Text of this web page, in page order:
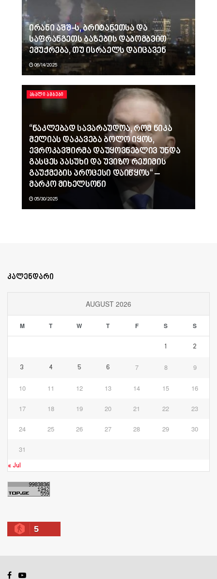
ირანი აშშ-ს, ბრიტანეთსა და
საფრანგეთს ბაზების დაბომბვით
ემუქრება, თუ ისრაელს დაიცავენ
06/14/2025
ᲐᲮᲐᲚᲘ ᲐᲛᲑᲔᲑᲘ
“ნაკლებად სავარაუდოა, რომ ნიკა
მელიას დაკავება ბოლო იყოს,
ევროკავშირმა დაუყოვნებლივ უნდა
გასცეს პასუხი და უვიზო რეჟიმის
გაუქმების პროცესი დაიწყოს“ –
მარკო მიხელსონი
05/30/2025
კალენდარი
AUGUST 2026
M T W T F S S
1 2
3 4 5 6 7 8 9
10 11 12 13 14 15 16
17 18 19 20 21 22 23
24 25 26 27 28 29 30
31
« Jul
5